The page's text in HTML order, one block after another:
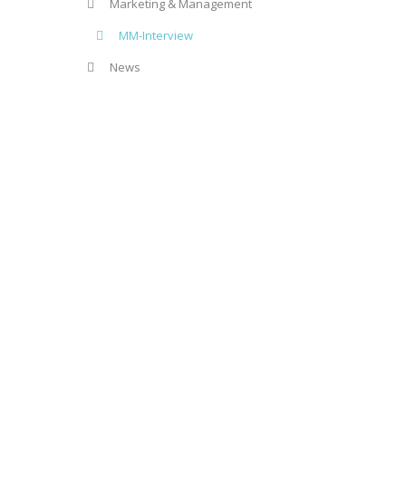
Marketing & Management
MM-Interview
News